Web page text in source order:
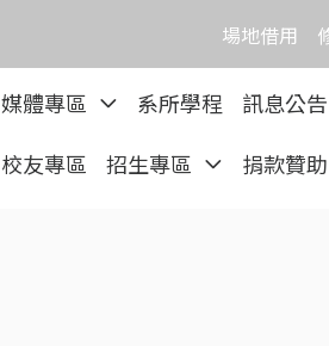
場地借用
媒體專區 系所學程 訊息公告
校友專區 招生專區 捐款贊助